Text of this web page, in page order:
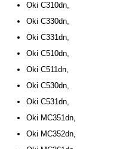
Oki C310dn,
Oki C330dn,
Oki C331dn,
Oki C510dn,
Oki C511dn,
Oki C530dn,
Oki C531dn,
Oki MC351dn,
Oki MC352dn,